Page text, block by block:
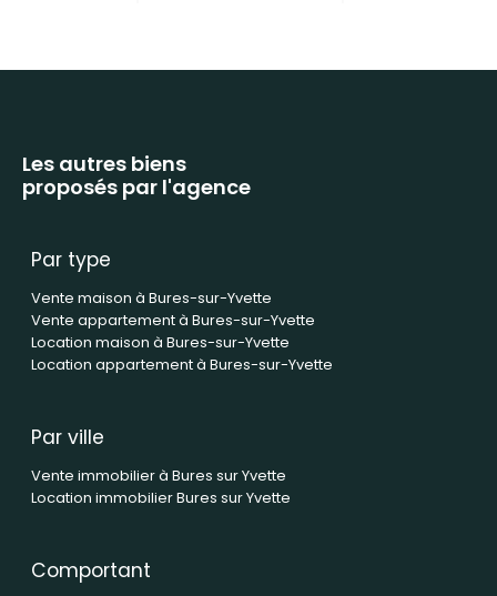
Les autres biens
proposés par l'agence
Par type
Vente maison à Bures-sur-Yvette
Vente appartement à Bures-sur-Yvette
Location maison à Bures-sur-Yvette
Location appartement à Bures-sur-Yvette
Par ville
Vente immobilier à Bures sur Yvette
Location immobilier Bures sur Yvette
Comportant